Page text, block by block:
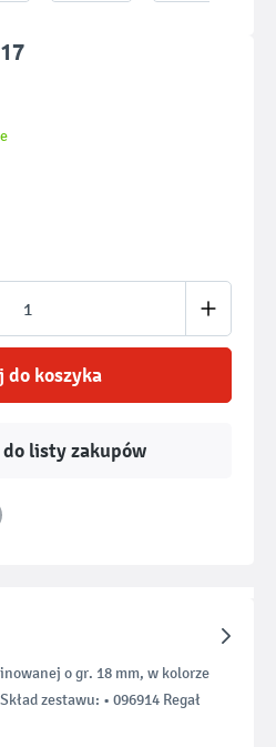
żądaną ilość
do koszyka
do listy zakupów
o gr. 18 mm, w kolorze
zestawu: • 096914 Regał